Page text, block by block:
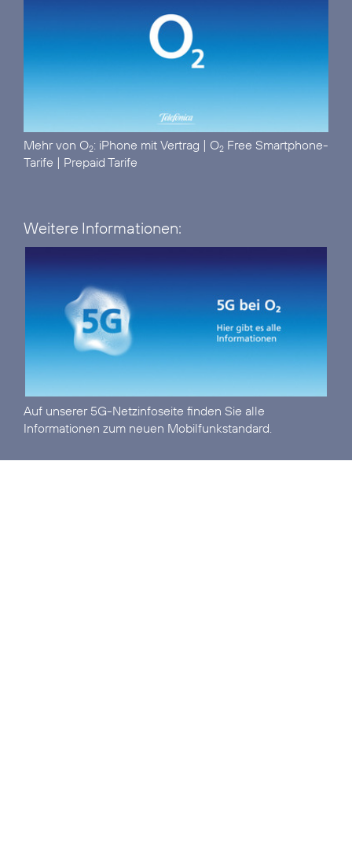
Mehr von O2: iPhone mit Vertrag | O2 Free Smartphone-
Tarife | Prepaid Tarife
Weitere Informationen:
Auf unserer 5G-Netzinfoseite finden Sie alle
Informationen zum neuen Mobilfunkstandard.